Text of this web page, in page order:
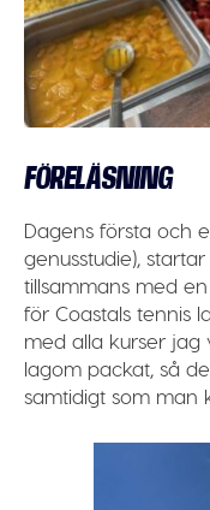
FÖRELÄSNING
Dagens första och
genusstudie),
tillsammans med
för Coastals tennis
med alla kurser jag
lagom packat, så
samtidigt som man